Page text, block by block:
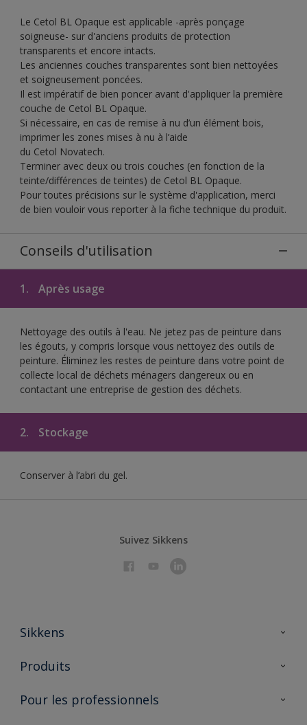
Le Cetol BL Opaque est applicable -après ponçage
soigneuse- sur d'anciens produits de protection
transparents et encore intacts.
Les anciennes couches transparentes sont bien nettoyées
et soigneusement poncées.
Il est impératif de bien poncer avant d'appliquer la première
couche de Cetol BL Opaque.
Si nécessaire, en cas de remise à nu d’un élément bois,
imprimer les zones mises à nu à l’aide
du Cetol Novatech.
Terminer avec deux ou trois couches (en fonction de la
teinte/différences de teintes) de Cetol BL Opaque.
Pour toutes précisions sur le système d'application, merci
de bien vouloir vous reporter à la fiche technique du produit.
Conseils d'utilisation
1. Après usage
Nettoyage des outils à l'eau. Ne jetez pas de peinture dans
les égouts, y compris lorsque vous nettoyez des outils de
peinture. Éliminez les restes de peinture dans votre point de
collecte local de déchets ménagers dangereux ou en
contactant une entreprise de gestion des déchets.
2. Stockage
Conserver à l’abri du gel.
Suivez Sikkens
Sikkens
À propos de Sikkens
Durabilité
Produits
Produits pour l’intérieur
Pour les professionnels